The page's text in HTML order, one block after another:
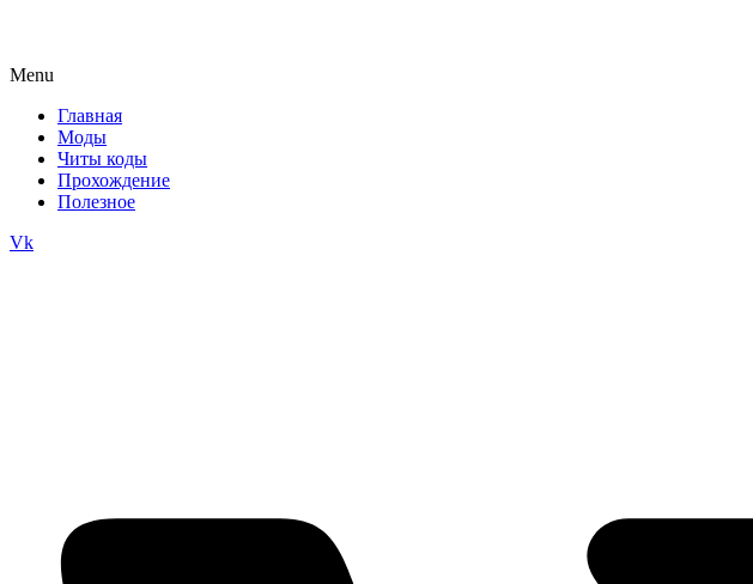
Menu
Главная
Моды
Читы коды
Прохождение
Полезное
Vk